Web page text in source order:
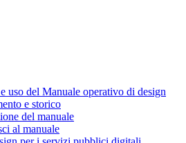
uso del Manuale operativo di design
e storico
del manuale
al manuale